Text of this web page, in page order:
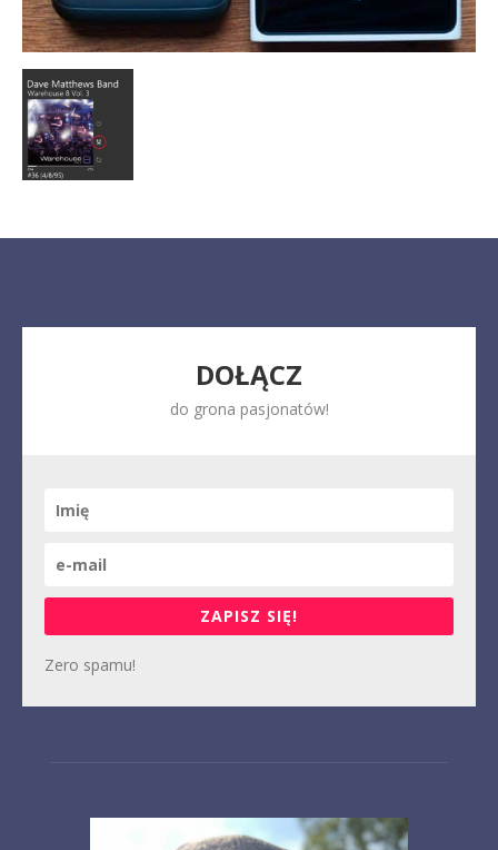
DOŁĄCZ
do grona pasjonatów!
ZAPISZ SIĘ!
Zero spamu!